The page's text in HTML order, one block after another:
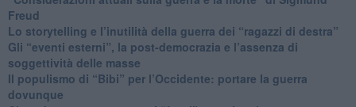
Freud
​Lo storytelling e l’inutilità della guerra dei “ragazzi di destra”
​Gli “eventi esterni”, la post-democrazia e l’assenza di
soggettività delle masse
​Il populismo di “Bibi” per l’Occidente: portare la guerra
dovunque